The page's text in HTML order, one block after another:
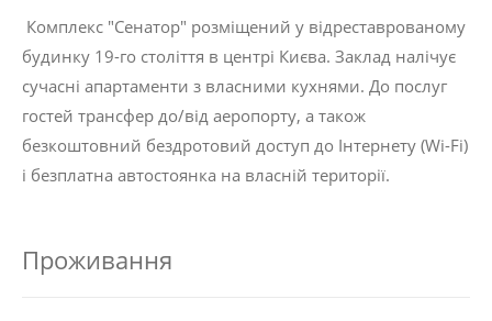
Комплекс "Сенатор" розміщений у відреставрованому
будинку 19-го століття в центрі Києва. Заклад налічує
сучасні апартаменти з власними кухнями. До послуг
гостей трансфер до/від аеропорту, а також
безкоштовний бездротовий доступ до Інтернету (Wi-Fi)
і безплатна автостоянка на власній території.
Проживання